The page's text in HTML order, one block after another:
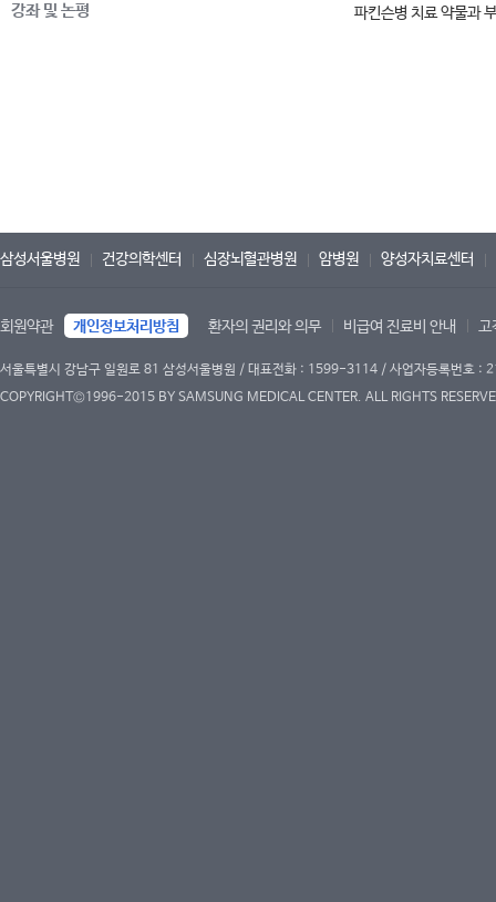
강좌 및 논평
파킨슨병 치료 약물과
삼성서울병원 건강의학센터 심장뇌혈관병원 암병원 양성자치료센터
회원약관 개인정보처리방침 환자의 권리와 의무 비급여 진료비 안내 고
서울특별시 강남구 일원로 81 삼성서울병원 / 대표전화 : 1599-3114 / 사업자등록번호
COPYRIGHT©1996-2015 BY SAMSUNG MEDICAL CENTER. ALL RIGHTS